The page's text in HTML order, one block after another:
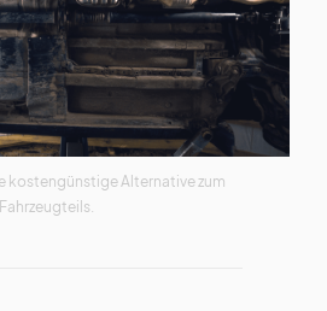
kostengünstige Alternative zum